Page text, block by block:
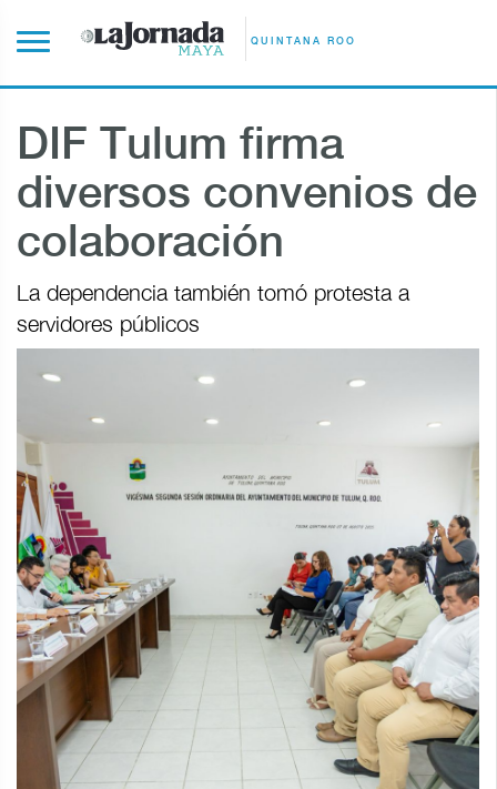
QUINTANA ROO
DIF Tulum firma
diversos convenios de
colaboración
La dependencia también tomó protesta a
servidores públicos